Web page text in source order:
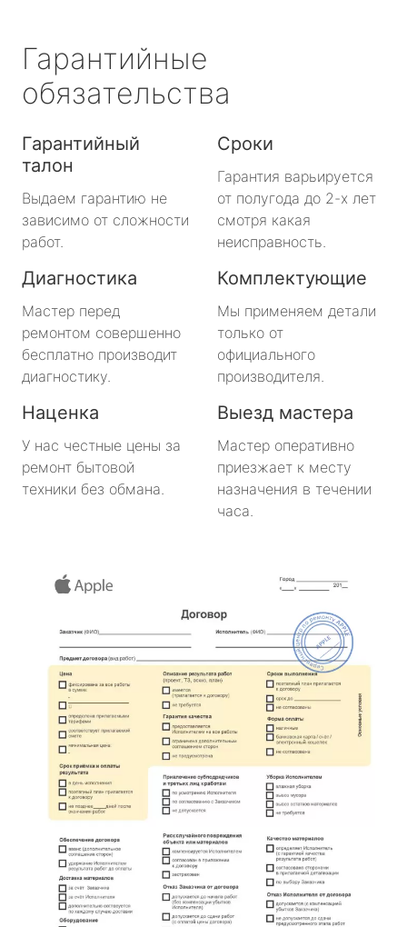
Гарантийные
обязательства
Гарантийный
талон
Выдаем гарантию не
зависимо от сложности
работ.
Сроки
Гарантия варьируется
от полугода до 2-х лет
смотря какая
неисправность.
Диагностика
Мастер перед
ремонтом совершенно
бесплатно производит
диагностику.
Комплектующие
Мы применяем детали
только от
официального
производителя.
Наценка
У нас честные цены за
ремонт бытовой
техники без обмана.
Выезд мастера
Мастер оперативно
приезжает к месту
назначения в течении
часа.